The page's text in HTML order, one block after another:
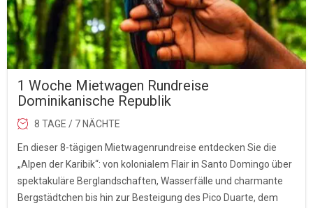
1 Woche Mietwagen Rundreise
Dominikanische Republik
8 TAGE / 7 NÄCHTE
En dieser 8-tägigen Mietwagenrundreise entdecken Sie die
„Alpen der Karibik“: von kolonialem Flair in Santo Domingo über
spektakuläre Berglandschaften, Wasserfälle und charmante
Bergstädtchen bis hin zur Besteigung des Pico Duarte, dem